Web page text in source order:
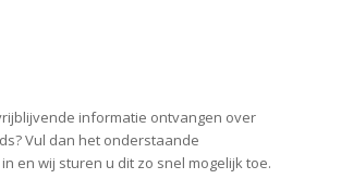
informatie ontvangen over
Vul dan het onderstaande
en wij sturen u dit zo snel mogelijk toe.